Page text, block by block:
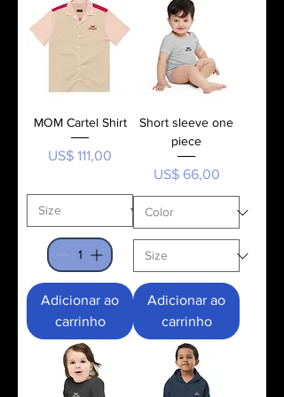
MOM Cartel Shirt
Preço
US$ 111,00
Adicionar ao
carrinho
Short sleeve one
piece
Preço
US$ 66,00
Adicionar ao
carrinho